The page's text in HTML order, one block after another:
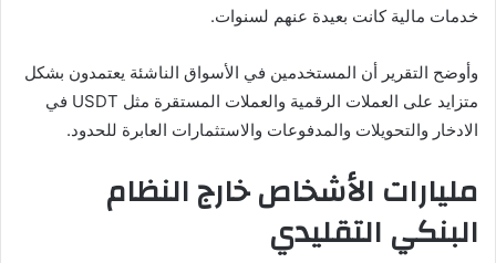
خدمات مالية كانت بعيدة عنهم لسنوات.
وأوضح التقرير أن المستخدمين في الأسواق الناشئة يعتمدون بشكل
متزايد على العملات الرقمية والعملات المستقرة مثل USDT في
الادخار والتحويلات والمدفوعات والاستثمارات العابرة للحدود.
مليارات الأشخاص خارج النظام
البنكي التقليدي